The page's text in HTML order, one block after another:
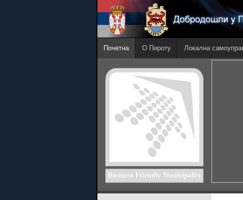
Почетна О Пироту Локална